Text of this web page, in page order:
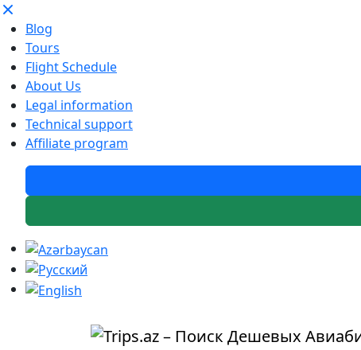
Blog
Tours
Flight Schedule
About Us
Legal information
Technical support
Affiliate program